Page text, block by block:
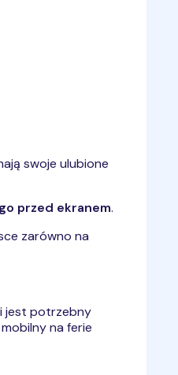
swoje ulubione
przed ekranem.
zarówno na
jest potrzebny
na ferie